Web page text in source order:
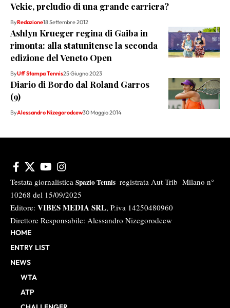
Vekic, preludio di una grande carriera?
ByRedazione18 Settembre 2012
Ashlyn Krueger regina di Gaiba in
rimonta: alla statunitense la seconda
edizione del Veneto Open
ByUff Stampa Tennis25 Giugno 2023
Diario di Bordo dal Roland Garros
(9)
ByAlessandro Nizegorodcew30 Maggio 2014
Testata giornalistica Spazio Tennis registrata Aut-Trib Milano n°
10268 del 15/09/2025
Editore: VIBES MEDIA SRL, P.iva 14250480960
Direttore Responsabile: Alessandro Nizegorodcew
HOME
ENTRY LIST
NEWS
WTA
ATP